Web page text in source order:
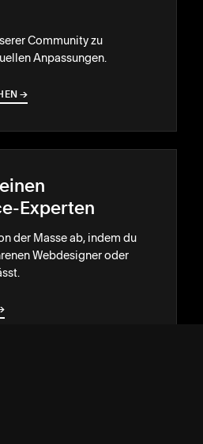
Community zu
Anpassungen.
→
→
Experten
der Masse ab, indem du
Webdesigner oder